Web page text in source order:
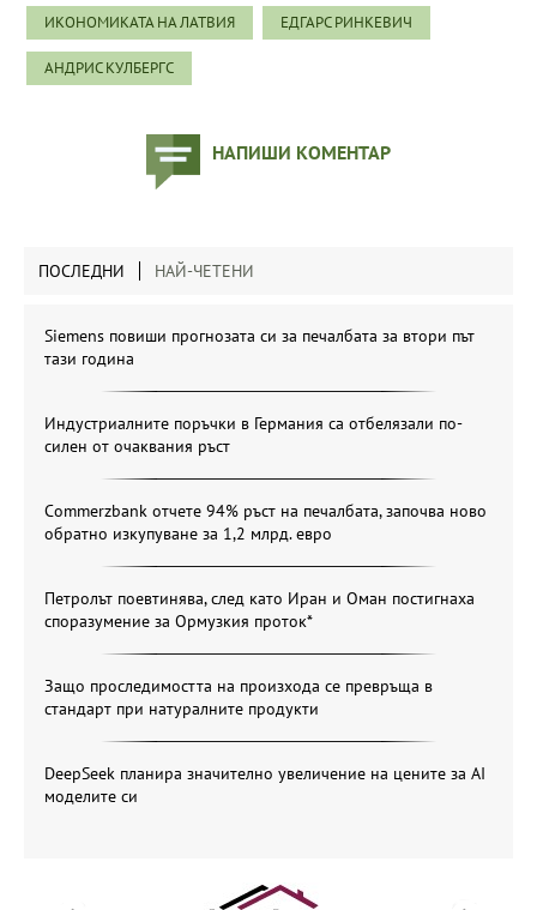
ИКОНОМИКАТА НА ЛАТВИЯ ЕДГАРС РИНКЕВИЧ
АНДРИС КУЛБЕРГС
НАПИШИ КОМЕНТАР
ПОСЛЕДНИ НАЙ-ЧЕТЕНИ
Siemens повиши прогнозата си за печалбата за втори път
тази година
Индустриалните поръчки в Германия са отбелязали по-
силен от очаквания ръст
Commerzbank отчете 94% ръст на печалбата, започва ново
обратно изкупуване за 1,2 млрд. евро
Петролът поевтинява, след като Иран и Оман постигнаха
споразумение за Ормузкия проток*
Защо проследимостта на произхода се превръща в
стандарт при натуралните продукти
DeepSeek планира значително увеличение на цените за AI
моделите си